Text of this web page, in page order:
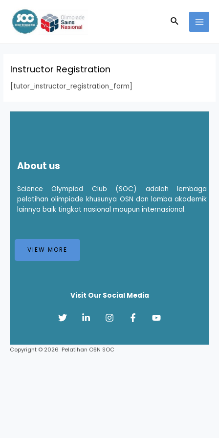
content
Search
Instructor Registration
[tutor_instructor_registration_form]
About us
Science Olympiad Club (SOC) adalah lembaga
pelatihan olimpiade khusunya OSN dan lomba akademik
lainnya baik tingkat nasional maupun internasional.
VIEW MORE
Visit Our Social Media
Copyright © 2026 Pelatihan OSN SOC